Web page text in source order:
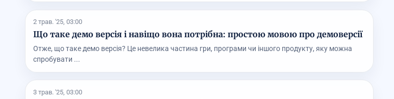
2 трав. '25, 03:00
Що таке демо версія і навіщо вона потрібна: простою мовою про демоверсії
Отже, що таке демо версія? Це невелика частина гри, програми чи іншого продукту, яку можна
спробувати ...
3 трав. '25, 03:00